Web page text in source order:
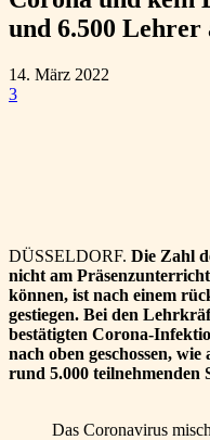
und 6.500
14. März 2022
3
DÜSSELDORF. Die Zahl
nicht am
können, ist nach einem
gestiegen. Bei den
bestätigten Corona-
nach oben geschossen,
rund 5.000 teilnehmenden
Das Coronavirus